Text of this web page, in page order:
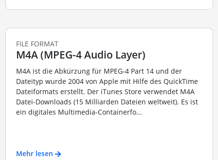
FILE FORMAT
M4A (MPEG-4 Audio Layer)
M4A ist die Abkürzung für MPEG-4 Part 14 und der
Dateityp wurde 2004 von Apple mit Hilfe des QuickTime
Dateiformats erstellt. Der iTunes Store verwendet M4A
Datei-Downloads (15 Milliarden Dateien weltweit). Es ist
ein digitales Multimedia-Containerfo...
Mehr lesen